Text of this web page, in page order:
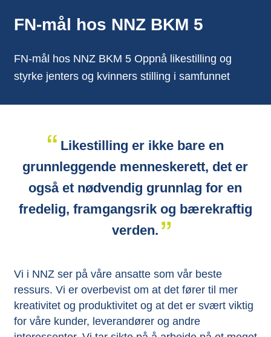
FN-mål hos NNZ BKM 5
FN-mål hos NNZ BKM 5 Oppnå likestilling og
styrke jenters og kvinners stilling i samfunnet
Likestilling er ikke bare en
grunnleggende menneskerett, det er
også et nødvendig grunnlag for en
fredelig, framgangsrik og bærekraftig
verden.
Vi i NNZ ser på våre ansatte som vår beste
ressurs. Vi er overbevist om at det fører til mer
kreativitet og produktivitet og at det er svært viktig
for våre kunder, leverandører og andre